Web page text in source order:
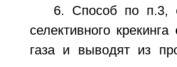
6. Способ по п.3,
селективного
газа и выводят из